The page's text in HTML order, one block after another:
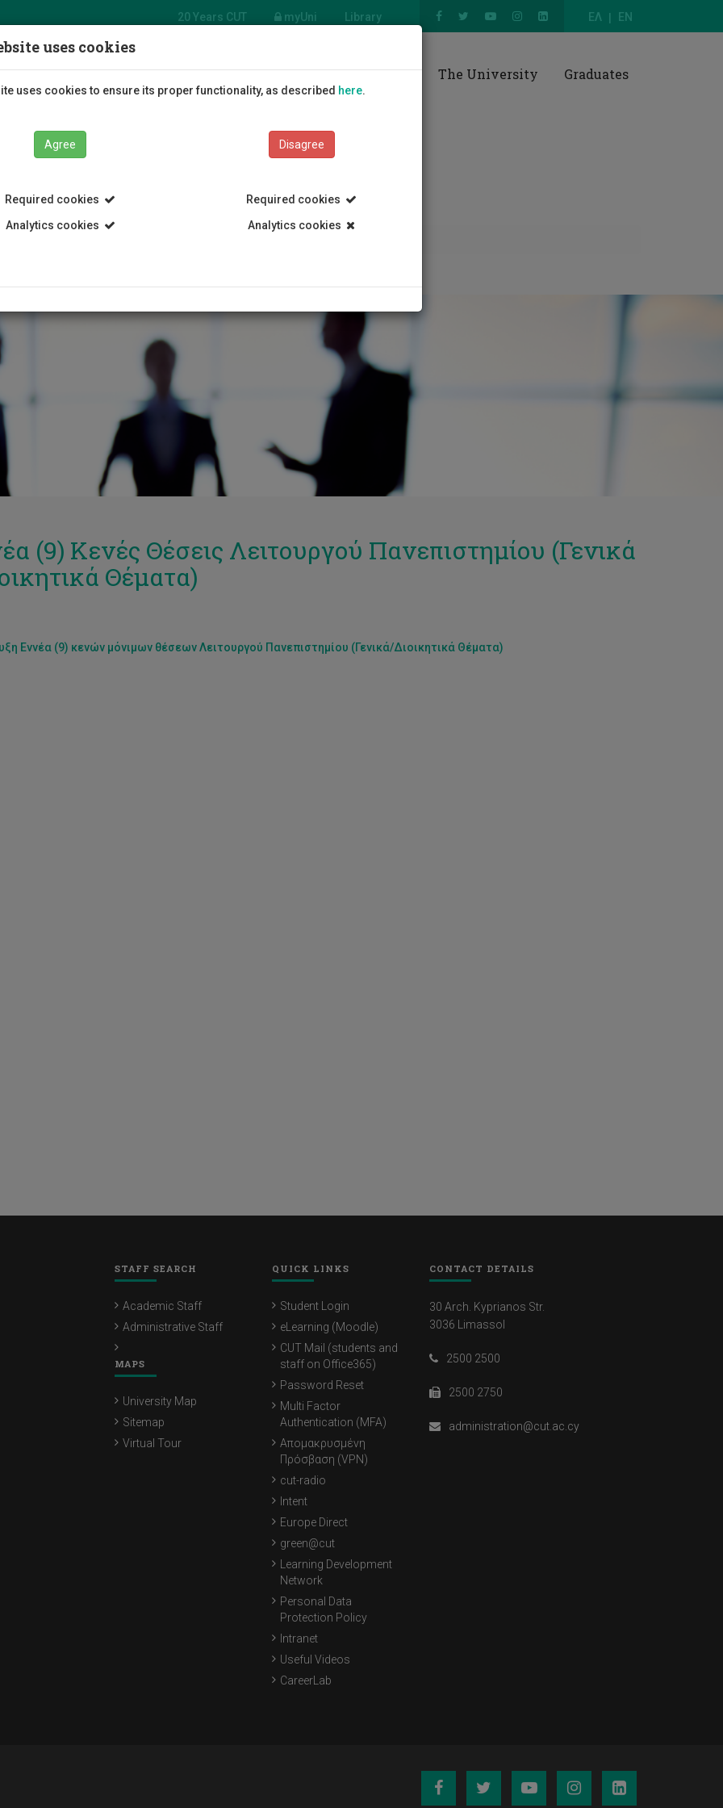
ΕΛ EN
20 Years CUT myUni Library
Students Education Research The University Graduates
(9) Κενές Θέσεις Λειτουργού Πανεπιστημίου (Γενικά
Θέματα)
Εννέα (9) κενών μόνιμων θέσεων Λειτουργού Πανεπιστημίου (Γενικά/Διοικητικά Θέματα)
STAFF SEARCH
Academic Staff
Administrative Staff
MAPS
University Map
Sitemap
Virtual Tour
QUICK LINKS
Student Login
eLearning (Moodle)
CUT Mail (students and
staff on Office365)
Password Reset
Multi Factor
Authentication (MFA)
Απομακρυσμένη
Πρόσβαση (VPN)
cut-radio
Intent
Europe Direct
green@cut
Learning Development
Network
Personal Data
Protection Policy
Intranet
Useful Videos
CareerLab
CONTACT DETAILS
30 Arch. Kyprianos Str.
3036 Limassol
2500 2500
2500 2750
administration@cut.ac.cy
uses cookies
uses cookies to ensure its proper functionality, as described here.
Agree
Required cookies
Analytics cookies
Disagree
Required cookies
Analytics cookies